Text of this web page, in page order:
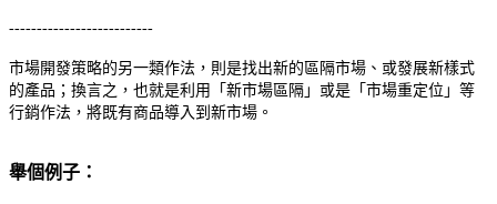
--------------------------
市場開發策略的另一類作法，則是找出新的區隔市場、或發展新樣式
的產品；換言之，也就是利用「新市場區隔」或是「市場重定位」等
行銷作法，將既有商品導入到新市場。
舉個例子：